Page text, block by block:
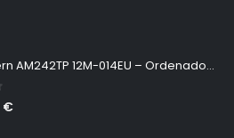
MSI Modern AM242TP 12M-014EU – Ordenador de sobremesa All In One 24”, CPU i5-1240P, DDR4 16GB, 512GB, Windows 11 Home, color blanco
€